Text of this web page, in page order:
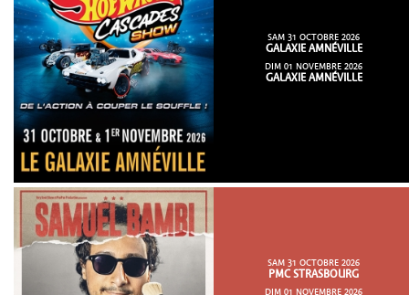
SAM 31 OCTOBRE 2026
GALAXIE AMNÉVILLE
DIM 01 NOVEMBRE 2026
GALAXIE AMNÉVILLE
SAM 31 OCTOBRE 2026
PMC STRASBOURG
DIM 01 NOVEMBRE 2026